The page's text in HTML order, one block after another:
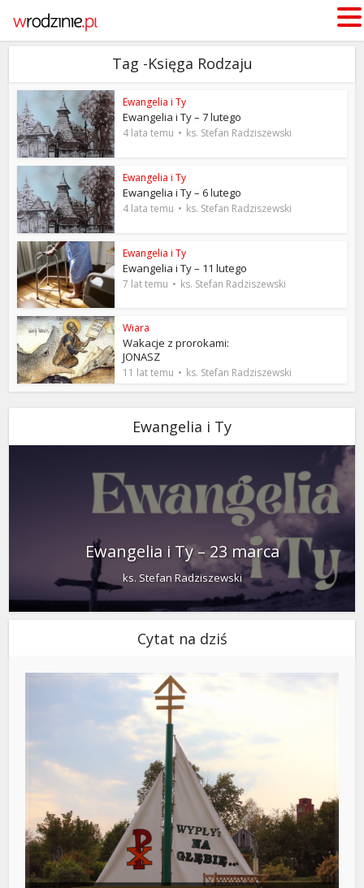
Tag -Księga Rodzaju
Ewangelia i Ty
Ewangelia i Ty – 7 lutego
4 lata temu ks. Stefan Radziszewski
Ewangelia i Ty
Ewangelia i Ty – 6 lutego
4 lata temu ks. Stefan Radziszewski
Ewangelia i Ty
Ewangelia i Ty – 11 lutego
7 lat temu ks. Stefan Radziszewski
Wiara
Wakacje z prorokami:
JONASZ
11 lat temu ks. Stefan Radziszewski
Ewangelia i Ty
Ewangelia i Ty – 23 marca
ks. Stefan Radziszewski
Cytat na dziś